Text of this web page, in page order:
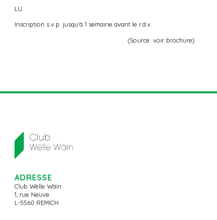
LU
Inscription s.v.p. jusqu’à 1 semaine avant le r.d.v.
(Source: voir brochure)
ADRESSE
Club Wëlle Wäin
1, rue Neuve
L-5560 REMICH